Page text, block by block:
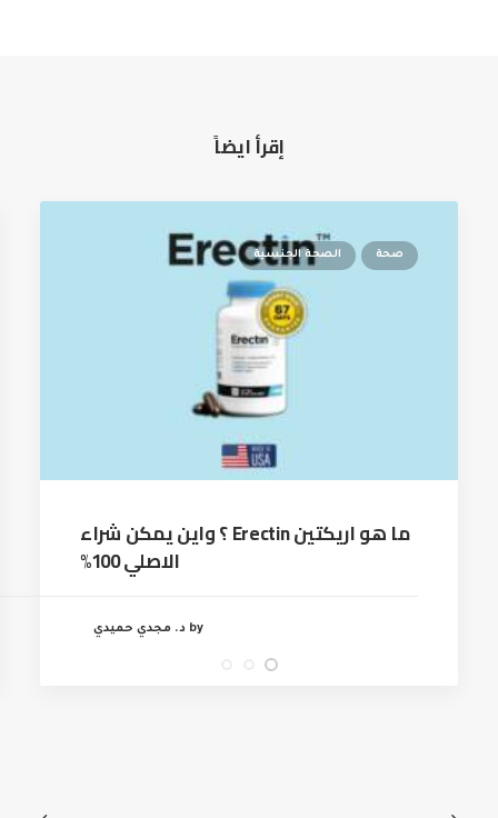
إقرأ ايضاً
صحة الصحة الجنسية
ما هو اريكتين Erectin ؟ واين يمكن شراء
الاصلي 100%
by د. مجدي حميدي